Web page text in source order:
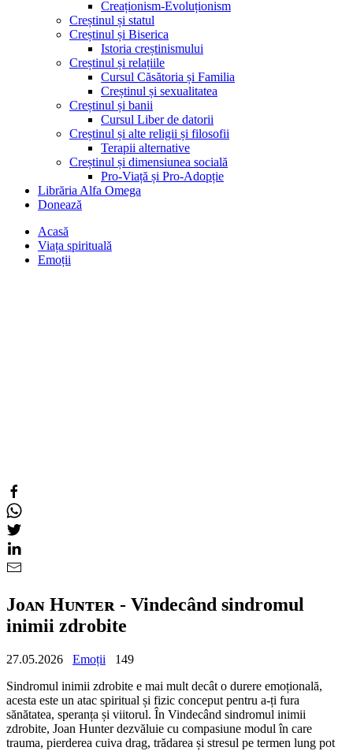
Creaționism-Evoluționism
Creștinul și statul
Creștinul și Biserica
Istoria creștinismului
Creștinul și relațiile
Cursul Căsătoria și Familia
Creștinul și sexualitatea
Creștinul și banii
Cursul Liber de datorii
Creștinul și alte religii și filosofii
Terapii alternative
Creștinul și dimensiunea socială
Pro-Viață și Pro-Adopție
Librăria Alfa Omega
Donează
Acasă
Viața spirituală
Emoții
Jᴏᴀɴ Hᴜɴᴛᴇʀ - Vindecând sindromul
inimii zdrobite
27.05.2026 Emoții
149
Sindromul inimii zdrobite e mai mult decât o durere emoțională,
acesta este un atac spiritual și fizic conceput pentru a-ți fura
sănătatea, speranța și viitorul. În Vindecând sindromul inimii
zdrobite, Joan Hunter dezvăluie cu compasiune modul în care
trauma, pierderea cuiva drag, trădarea și stresul pe termen lung pot